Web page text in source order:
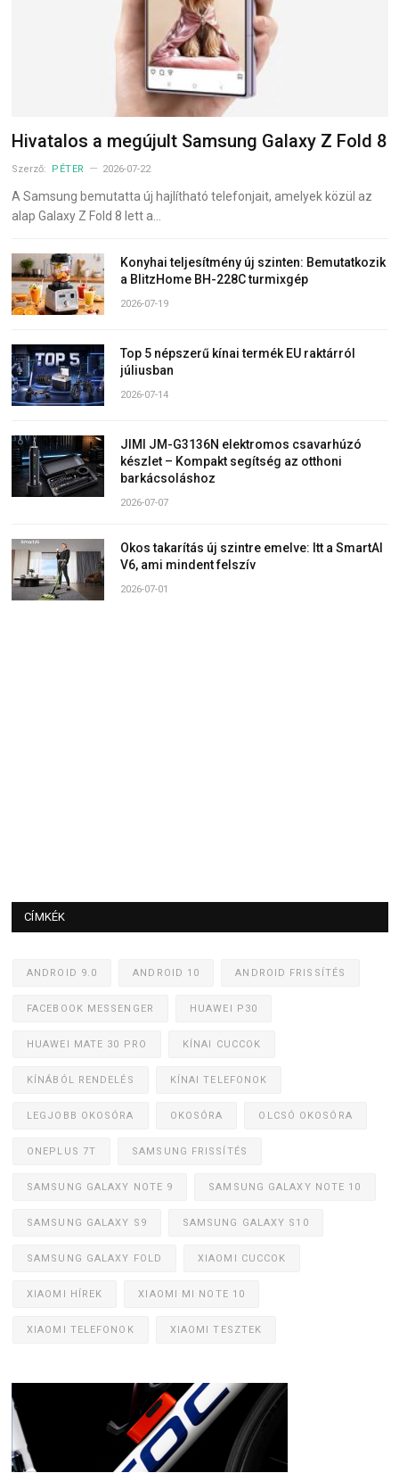
Hivatalos a megújult Samsung Galaxy Z Fold 8
Szerző: PÉTER 2026-07-22
A Samsung bemutatta új hajlítható telefonjait, amelyek közül az
alap Galaxy Z Fold 8 lett a…
Konyhai teljesítmény új szinten: Bemutatkozik
a BlitzHome BH-228C turmixgép
2026-07-19
Top 5 népszerű kínai termék EU raktárról
júliusban
2026-07-14
JIMI JM-G3136N elektromos csavarhúzó
készlet – Kompakt segítség az otthoni
barkácsoláshoz
2026-07-07
Okos takarítás új szintre emelve: Itt a SmartAI
V6, ami mindent felszív
2026-07-01
CÍMKÉK
ANDROID 9.0 ANDROID 10 ANDROID FRISSÍTÉS
FACEBOOK MESSENGER HUAWEI P30
HUAWEI MATE 30 PRO KÍNAI CUCCOK
KÍNÁBÓL RENDELÉS KÍNAI TELEFONOK
LEGJOBB OKOSÓRA OKOSÓRA OLCSÓ OKOSÓRA
ONEPLUS 7T SAMSUNG FRISSÍTÉS
SAMSUNG GALAXY NOTE 9 SAMSUNG GALAXY NOTE 10
SAMSUNG GALAXY S9 SAMSUNG GALAXY S10
SAMSUNG GALAXY FOLD XIAOMI CUCCOK
XIAOMI HÍREK XIAOMI MI NOTE 10
XIAOMI TELEFONOK XIAOMI TESZTEK